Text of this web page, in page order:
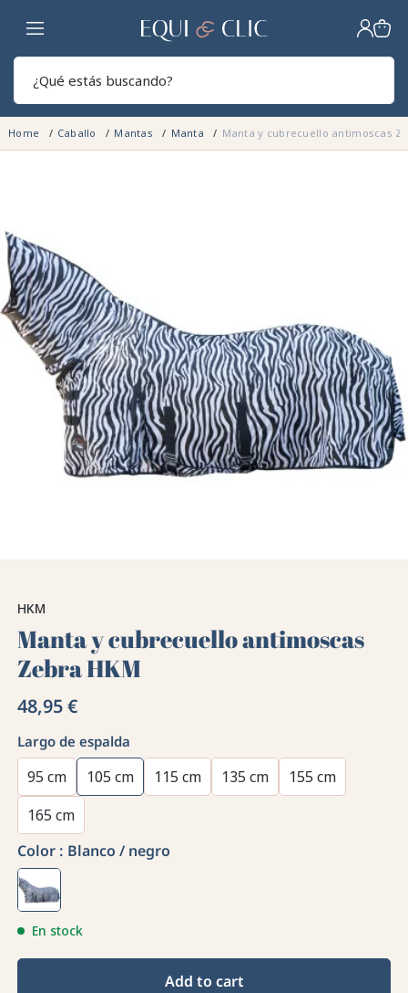
Hogar
Home Caballo Mantas Manta Manta y cubrecuello antimoscas
HKM
Manta y cubrecuello antimoscas
Zebra HKM
48,95 €
Largo de espalda
95 cm 105 cm 115 cm 135 cm
155 cm
165 cm
Color : Blanco / negro
En stock
Add to cart